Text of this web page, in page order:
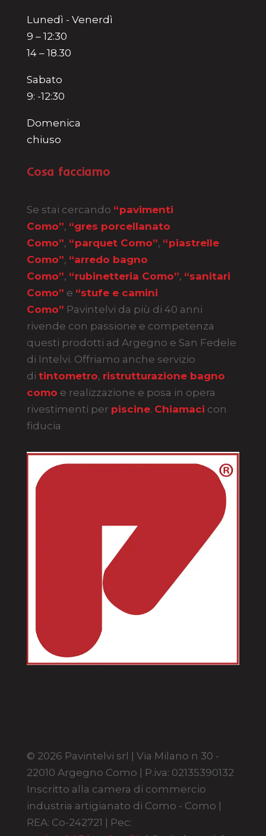
Lunedì - Venerdì
9 – 12:30
14 – 18.30
Sabato
9: -12:30
Domenica
chiuso
Cosa facciamo
Se stai cercando “pavimenti
Como”, “gres porcellanato
Como”, “parquet Como”, “piastrelle
Como”, “arredo bagno
Como”, “rubinetteria Como”, “sanitari
Como” e “stufe e camini
Como” Pavintelvi da più di 40 anni
rivende con passione e competenza
questi prodotti ad Argegno e San Fedele
di Intelvi. Offriamo anche servizio
di tintometro, ristrutturazione bagno
como e realizzazione e posa in opera
rivestimenti per piscine. Chiamaci con
fiducia
© 2026 Pavintelvi srl | Via Milano n 30 -
22010 Argegno Como | P.iva: 02135390132
Inscritto alla camera di commercio
industria artigianato di Como - Como |
REA: Co-242721 | Pec: